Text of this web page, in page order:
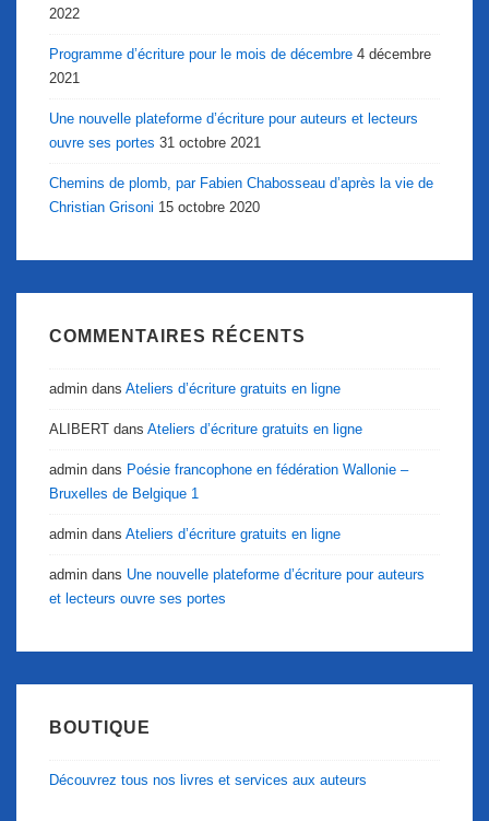
2022
Programme d’écriture pour le mois de décembre 4 décembre
2021
Une nouvelle plateforme d’écriture pour auteurs et lecteurs
ouvre ses portes 31 octobre 2021
Chemins de plomb, par Fabien Chabosseau d’après la vie de
Christian Grisoni 15 octobre 2020
COMMENTAIRES RÉCENTS
admin dans Ateliers d’écriture gratuits en ligne
ALIBERT dans Ateliers d’écriture gratuits en ligne
admin dans Poésie francophone en fédération Wallonie –
Bruxelles de Belgique 1
admin dans Ateliers d’écriture gratuits en ligne
admin dans Une nouvelle plateforme d’écriture pour auteurs
et lecteurs ouvre ses portes
BOUTIQUE
Découvrez tous nos livres et services aux auteurs